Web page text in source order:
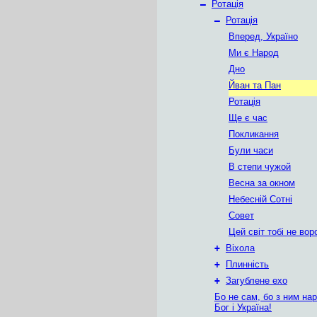
–
Ротація
–
Ротація
Вперед, Україно
Ми є Народ
Дно
Йван та Пан
Ротація
Ще є час
Покликання
Були часи
В степи чужой
Весна за окном
Небесній Сотні
Совет
Цей світ тобі не
+
Віхола
+
Плинність
+ Загублене ехо
Бо не сам, бо з ним
Бог і Україна!